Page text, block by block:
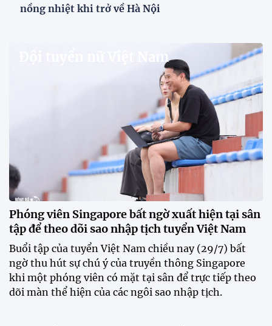
nồng nhiệt khi trở về Hà Nội
Đội tuyển nữ Việt Nam
Phóng viên Singapore bất ngờ xuất hiện tại sân
tập để theo dõi sao nhập tịch tuyển Việt Nam
Buổi tập của tuyển Việt Nam chiều nay (29/7) bất
ngờ thu hút sự chú ý của truyền thông Singapore
khi một phóng viên có mặt tại sân để trực tiếp theo
dõi màn thể hiện của các ngôi sao nhập tịch.